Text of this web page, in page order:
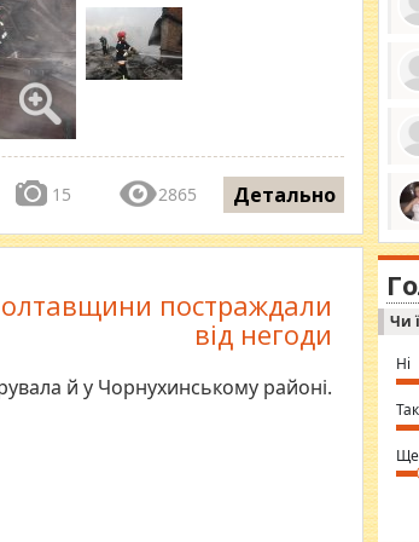
15 2865 Детально
постраждали
від негоди
й у Чорнухинському районі.
за
ми
in
⇒
Чи
Ні
Так
Ще